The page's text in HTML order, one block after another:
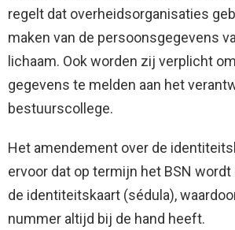
regelt dat overheidsorganisaties
maken van de persoonsgegevens
lichaam. Ook worden zij verplicht
gegevens te melden aan het
bestuurscollege.
Het amendement over de
ervoor dat op termijn het BSN
de identiteitskaart (sédula),
nummer altijd bij de hand heeft.